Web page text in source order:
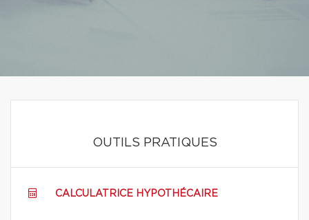
OUTILS PRATIQUES
CALCULATRICE HYPOTHÉCAIRE